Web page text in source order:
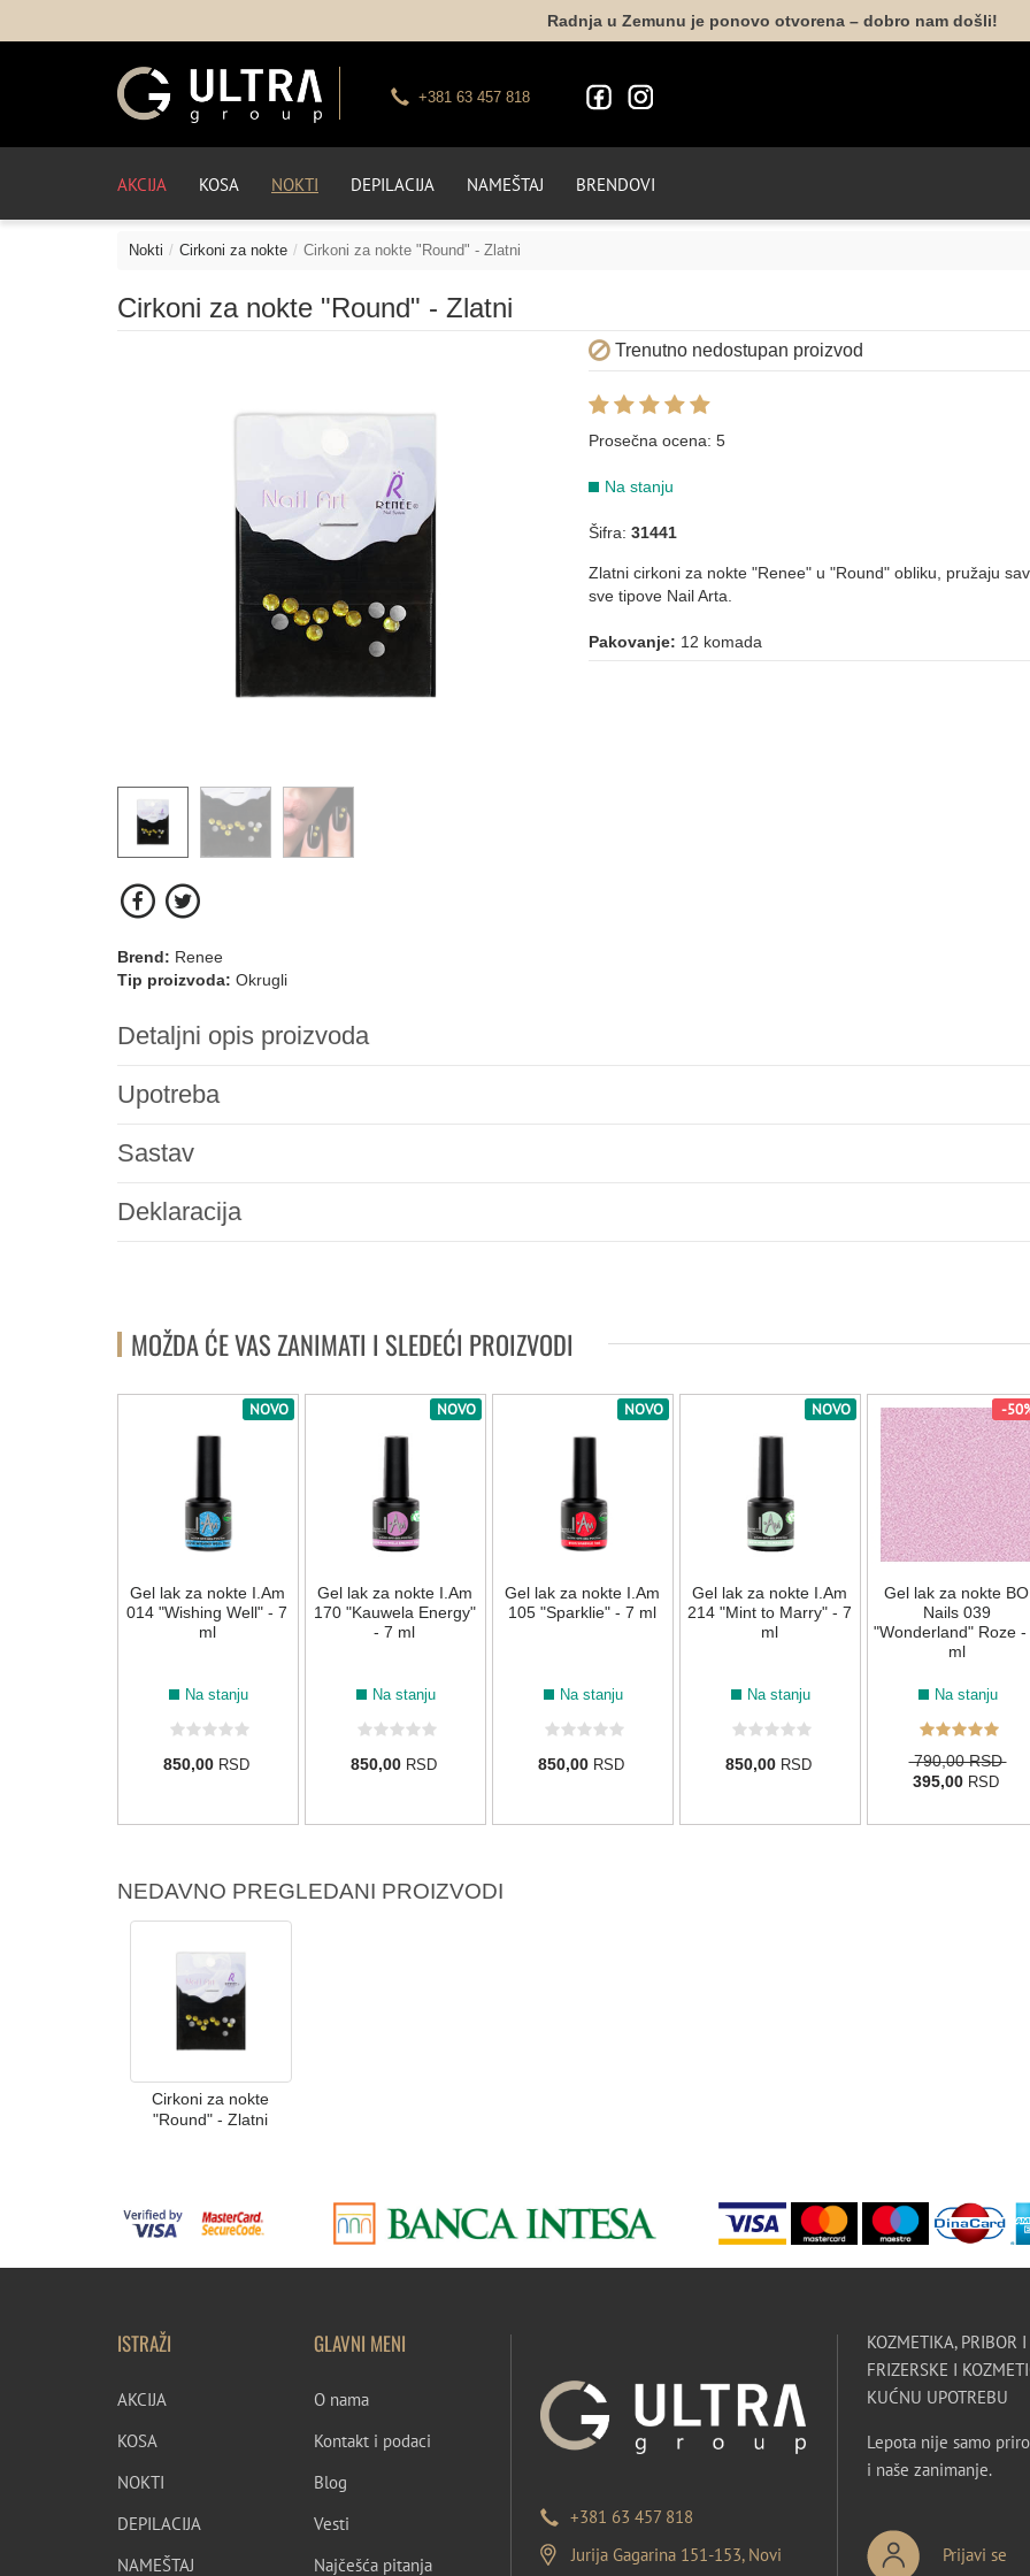
Radnja u Zemunu je ponovo otvorena – dobro nam došli!
+381 63 457 818
AKCIJA KOSA NOKTI DEPILACIJA NAMEŠTAJ BRENDOVI
Nokti Cirkoni za nokte Cirkoni za nokte "Round" - Zlatni
Cirkoni za nokte "Round" - Zlatni
Trenutno nedostupan proizvod
Prosečna ocena:5
Na stanju
Šifra:31441
Zlatni cirkoni za nokte "Renee" u "Round" obliku, pružaju
sve tipove Nail Arta.
Pakovanje: 12 komada
Brend: Renee
Tip proizvoda: Okrugli
Detaljni opis proizvoda
Upotreba
Sastav
Deklaracija
MOŽDA ĆE VAS ZANIMATI I SLEDEĆI PROIZVODI
NOVO
Gel lak za nokte I.Am
014 "Wishing Well" - 7
ml
Na stanju
850,00 RSD
NOVO
Gel lak za nokte I.Am
170 "Kauwela Energy"
- 7 ml
Na stanju
850,00 RSD
NOVO
Gel lak za nokte I.Am
105 "Sparklie" - 7 ml
Na stanju
850,00 RSD
NOVO
Gel lak za nokte I.Am
214 "Mint to Marry" - 7
ml
Na stanju
850,00 RSD
-
Gel lak za nokte BO
Nails 039
"Wonderland" Roze -
ml
Na stanju
790,00 RSD
395,00 RSD
NEDAVNO PREGLEDANI PROIZVODI
Cirkoni za nokte
"Round" - Zlatni
ISTRAŽI
AKCIJA
KOSA
NOKTI
DEPILACIJA
NAMEŠTAJ
GLAVNI MENI
O nama
Kontakt i podaci
Blog
Vesti
Najčešća pitanja
+381 63 457 818
Jurija Gagarina 151-153, Novi
KOZMETIKA, PRIBOR
FRIZERSKE I
KUĆNU UPOTREBU
Lepota nije samo
i naše zanimanje.
Prijavi se